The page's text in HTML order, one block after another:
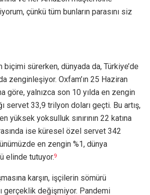
çünkü tüm bunların parasını siz
biçimi sürerken, dünyada da, Türkiye’de
zenginleşiyor. Oxfam’ın 25 Haziran
göre, yalnızca son 10 yılda en zengin
servet 33,9 trilyon doları geçti. Bu artış,
yüksek yoksulluk sınırının 22 katına
ise küresel özel servet 342
en zengin %1, dünya
elinde tutuyor.9
karşın, işçilerin sömürü
gerçeklik değişmiyor. Pandemi